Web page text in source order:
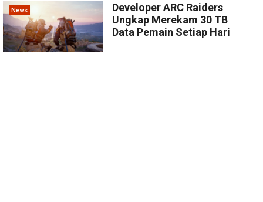
News
Developer ARC Raiders
Ungkap Merekam 30 TB
Data Pemain Setiap Hari